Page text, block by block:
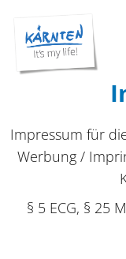
Impressum für
Werbung /
§ 5 ECG, § 25